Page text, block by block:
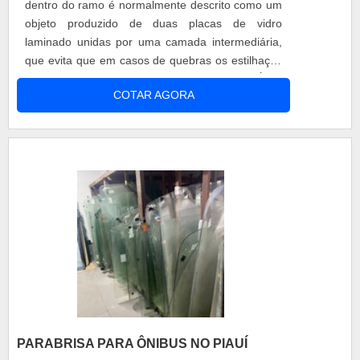
indispensável ainda mais hoje, no mundo
empresarial que sempre preza por diferenciação
e qualidade em primeiro lugar.chapa de acrílico
comprar a preço justoSaiba que na Federal Bus é
variedades em para-brisas, fibras (resina, manta,
alumínio e acrílica.Com suas máquinas de última
geração e sistema de entrega próprio, somado a
performance de uma equipe treinada para
atender com agilidade e qualidade em tudo o que
se refere aos produtos, garante o sucesso dos
clientes de ponta a ponta do processo, garantindo
satisfação máxima..
dentro do ramo é normalmente descrito como um
objeto produzido de duas placas de vidro
laminado unidas por uma camada intermediária,
que evita que em casos de quebras os estilhaços
se soltem.O PRODUTO GARANTE UMA SÉRIE
DE BENEFÍCIOSO produto pode ser utilizado com
a finalidade de garantir que ações externas, tais
soltadas por outros veículos na estrada,
atrapalhem, sujem ou causem ferimentos no
condutor e nos passageiros.Fator de extrema
importância para o segmentos como os que
desenvolvem ônibus urbanos, rodoviários, de
fretamento e até mesmo micro-ônibus.Assim
mesmo, pode ser reconhecido pelos diferenciais
que envolvem alta qualidade e eficiência,
características que torna o uso de grande valia,
em vários setores e segmentos o uso é
COTAR AGORA
PARABRISA PARA ÔNIBUS NO PIAUÍ